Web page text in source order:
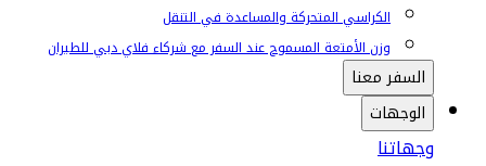
الكراسي المتحركة والمساعدة في التنقل
وزن الأمتعة المسموح عند السفر مع شركاء فلاي دبي للطيران
السفر معنا
الوجهات
وجهاتنا